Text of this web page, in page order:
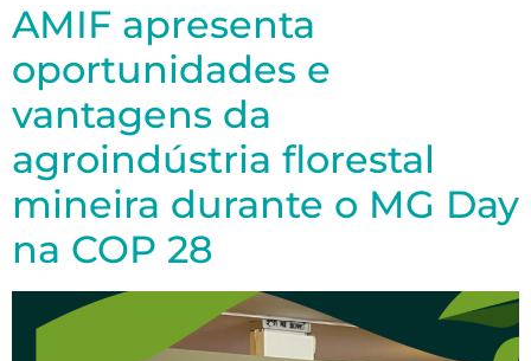
AMIF apresenta
oportunidades e
vantagens da
agroindústria florestal
mineira durante o MG Day
na COP 28